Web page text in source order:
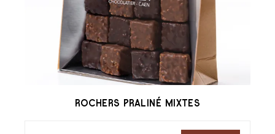
ROCHERS PRALINÉ MIXTES